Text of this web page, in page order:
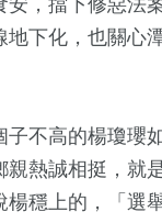
安，擋下修惡法
地下化，也關心
子不高的楊瓊瓔
親熱誠相挺，就
楊穩上的，「選